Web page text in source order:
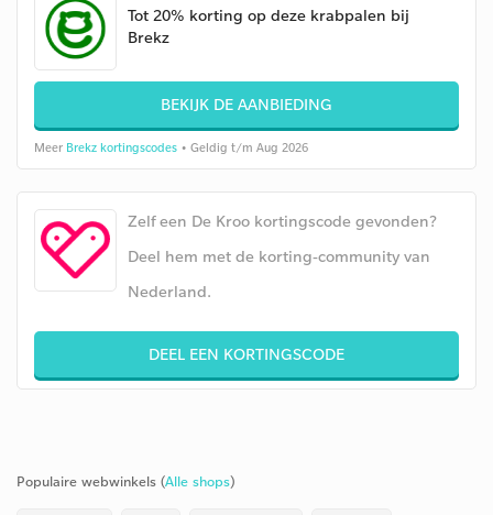
Tot 20% korting op deze krabpalen bij
Brekz
BEKIJK DE AANBIEDING
Meer Brekz kortingscodes • Geldig t/m Aug 2026
Zelf een De Kroo kortingscode gevonden?
Deel hem met de korting-community van
Nederland.
DEEL EEN KORTINGSCODE
Populaire webwinkels (Alle shops)